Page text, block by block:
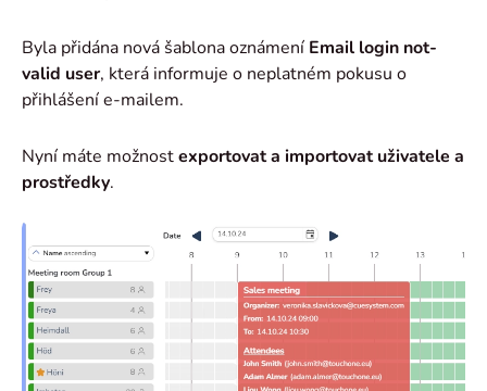
Byla přidána nová šablona oznámení Email login not-
valid user, která informuje o neplatném pokusu o
přihlášení e-mailem.
Nyní máte možnostexportovat a importovat uživatele a
prostředky.